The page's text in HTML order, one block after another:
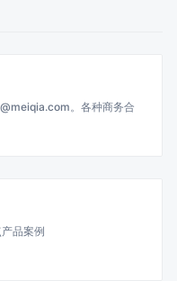
。各种商务合
品案例